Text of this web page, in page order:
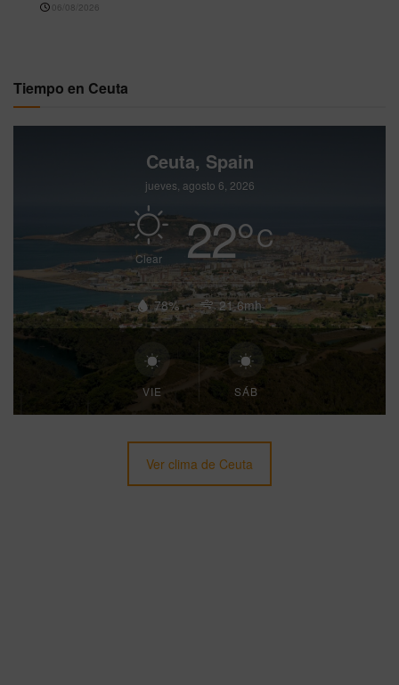
06/08/2026
Tiempo en Ceuta
Ceuta, Spain
jueves, agosto 6, 2026
Clear 22°C
78% 21.6mh
VIE SÁB
Ver clima de Ceuta